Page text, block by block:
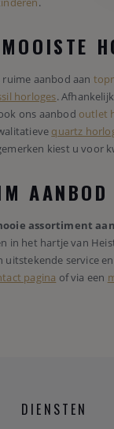
ruime aanbod aan
horloges.
ons aanbod outlet
quartz
kiest u voor
assortiment
in het hartje van
uitstekende service
pagina of via een
DIENSTEN